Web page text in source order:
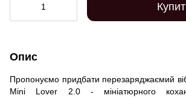
Опис
Пропонуємо придбати перезаряджаємий
Mini Lover 2.0 - мініатюрного